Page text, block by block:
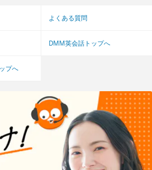
よくある質問
DMM英会話トップへ
プへ